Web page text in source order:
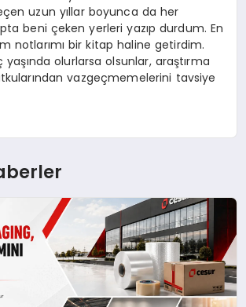
uzun yıllar boyunca da her
beni çeken yerleri yazıp durdum. En
notlarımı bir kitap haline getirdim.
yaşında olurlarsa olsunlar, araştırma
vazgeçmemelerini tavsiye